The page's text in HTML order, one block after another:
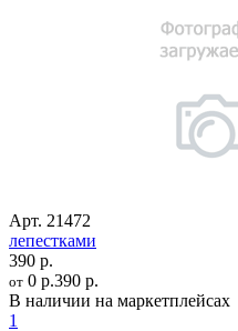
Арт. 21472
лепестками
390 р.
от 0 р.390 р.
В наличии на маркетплейсах
1